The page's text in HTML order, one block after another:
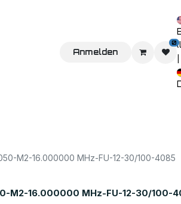
Home Shop
Anmelden
0
M2-16.000000 MHz-FU-12-30/100-4085
M2-16.000000 MHz-FU-12-30/100-